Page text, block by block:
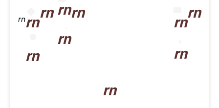
rnrn
rn
rn rn
rn
rn
rn
rn
rn
rn